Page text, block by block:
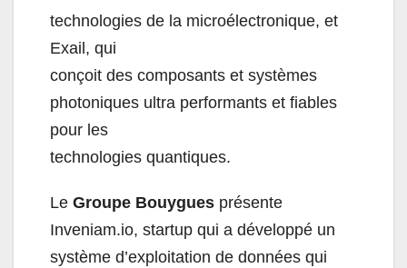
technologies de la microélectronique, et
Exail, qui
conçoit des composants et systèmes
photoniques ultra performants et fiables
pour les
technologies quantiques.
Le Groupe Bouygues présente
Inveniam.io, startup qui a développé un
système d’exploitation de données qui